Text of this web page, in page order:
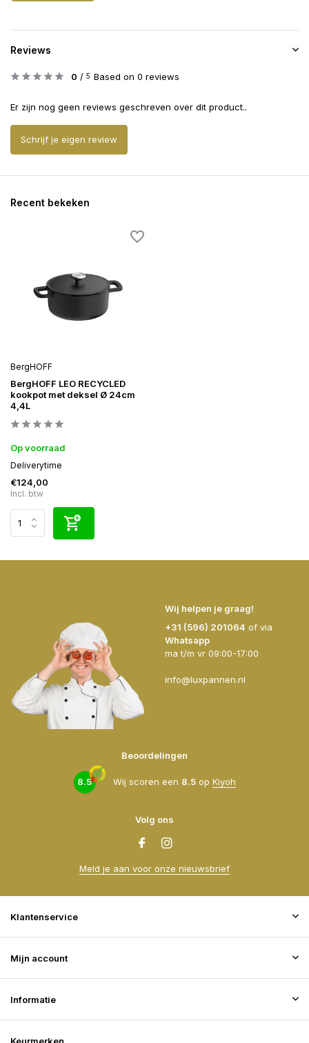
Reviews
0 / 5 Based on 0 reviews
Er zijn nog geen reviews geschreven over dit product..
Schrijf je eigen review
Recent bekeken
BergHOFF
BergHOFF LEO RECYCLED
kookpot met deksel Ø 24cm
4,4L
Op voorraad
Deliverytime
€124,00
Incl. btw
Wij helpen je graag!
+31 (596) 201064 of via
Whatsapp
ma t/m vr 09:00-17:00
info@luxpannen.nl
Beoordelingen
8.5 Wij scoren een 8.5op Kiyoh
Volg ons
Meld je aan voor onze nieuwsbrief
Klantenservice
Mijn account
Informatie
Keurmerken